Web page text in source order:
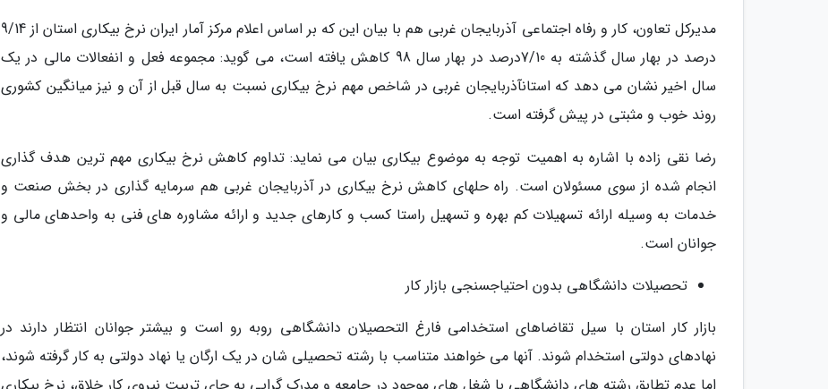
مدیرکل تعاون، کار و رفاه اجتماعی آذربایجان غربی هم با بیان این که بر اساس اعلام مرکز آمار ایران نرخ بیکاری استان از 9/14
درصد در بهار سال گذشته به 7/10درصد در بهار سال 98 کاهش یافته است، می گوید: مجموعه فعل و انفعالات مالی در یک
سال اخیر نشان می دهد که استانآذربایجان غربی در شاخص مهم نرخ بیکاری نسبت به سال قبل از آن و نیز میانگین کشوری
روند خوب و مثبتی در پیش گرفته است.
رضا نقی زاده با اشاره به اهمیت توجه به موضوع بیکاری بیان می نماید: تداوم کاهش نرخ بیکاری مهم ترین هدف گذاری
انجام شده از سوی مسئولان است. راه حلهای کاهش نرخ بیکاری در آذربایجان غربی هم سرمایه گذاری در بخش صنعت و
خدمات به وسیله ارائه تسهیلات کم بهره و تسهیل راستا کسب و کارهای جدید و ارائه مشاوره های فنی به واحدهای مالی و
جوانان است.
تحصیلات دانشگاهی بدون احتیاجسنجی بازار کار
بازار کار استان با سیل تقاضاهای استخدامی فارغ التحصیلان دانشگاهی روبه رو است و بیشتر جوانان انتظار دارند در
نهادهای دولتی استخدام شوند. آنها می خواهند متناسب با رشته تحصیلی شان در یک ارگان یا نهاد دولتی به کار گرفته شوند،